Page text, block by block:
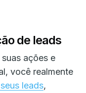
de leads
ações e
você realmente
leads,